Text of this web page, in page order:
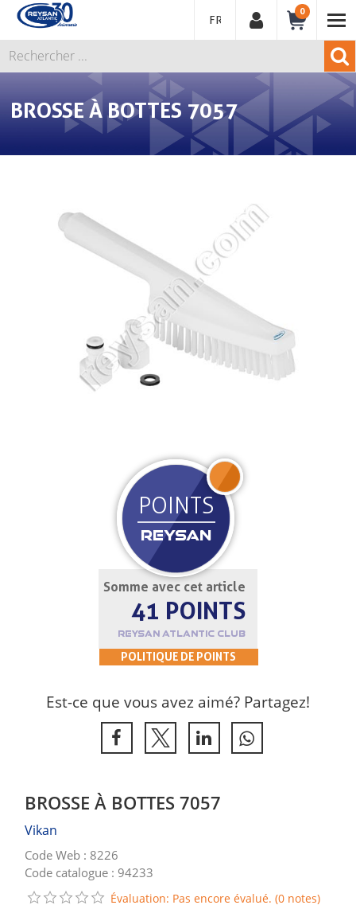
FRANÇAIS
0
BROSSE À BOTTES 7057
Somme avec cet article
41 POINTS
REYSAN ATLANTIC CLUB
POLITIQUE DE POINTS
POINTS
REYSAN
REJOIGNEZ
Est-ce que vous avez aimé? Partagez!
BROSSE À BOTTES 7057
Vikan
Code Web : 8226
Code catalogue : 94233
Évaluation: Pas encore évalué. (0 notes)